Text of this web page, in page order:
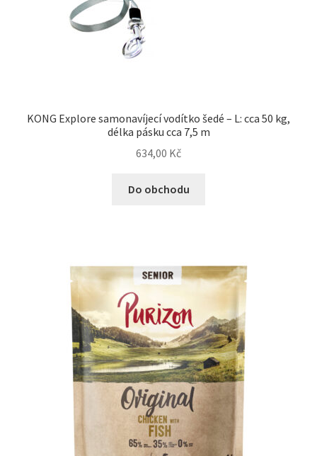
KONG Explore samonavíjecí vodítko šedé – L: cca 50 kg,
délka pásku cca 7,5 m
634,00 Kč
Do obchodu